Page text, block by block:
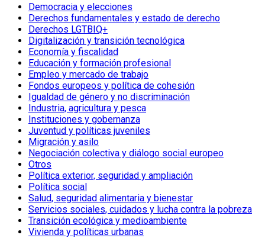
Democracia y elecciones
Derechos fundamentales y estado de derecho
Derechos LGTBIQ+
Digitalización y transición tecnológica
Economía y fiscalidad
Educación y formación profesional
Empleo y mercado de trabajo
Fondos europeos y política de cohesión
Igualdad de género y no discriminación
Industria, agricultura y pesca
Instituciones y gobernanza
Juventud y políticas juveniles
Migración y asilo
Negociación colectiva y diálogo social europeo
Otros
Política exterior, seguridad y ampliación
Política social
Salud, seguridad alimentaria y bienestar
Servicios sociales, cuidados y lucha contra la pobreza
Transición ecológica y medioambiente
Vivienda y políticas urbanas